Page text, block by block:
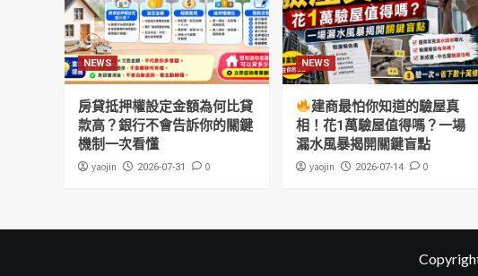
NEWS
房貸抵押權設定金額為何比貸
款高？銀行不會告訴你的關鍵
機制一次看懂
yaojin 2026-07-31 0
NEWS
建商最怕你知道的驗屋真
相！花1萬驗屋值得嗎？一場
漏水風暴揭開關鍵盲點
yaojin 2026-07-14 0